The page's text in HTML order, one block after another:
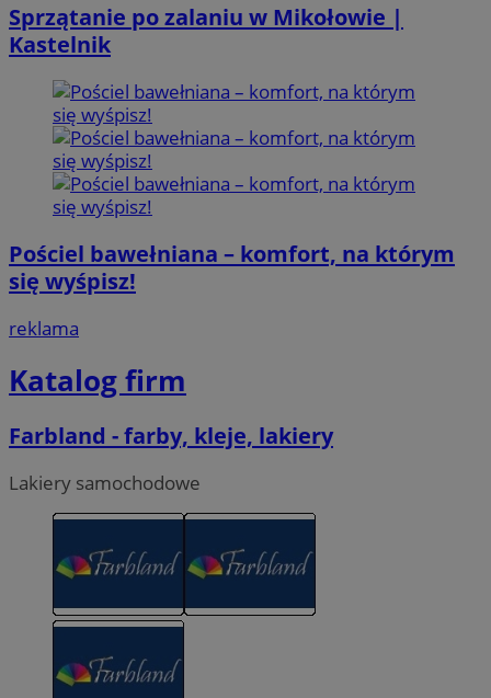
Sprzątanie po zalaniu w Mikołowie |
Kastelnik
Pościel bawełniana – komfort, na którym
się wyśpisz!
reklama
Katalog firm
Farbland - farby, kleje, lakiery
Lakiery samochodowe